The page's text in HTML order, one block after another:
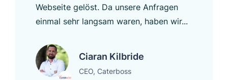
Webseite gelöst. Da unsere Anfragen
einmal sehr langsam waren, haben wir...
Ciaran Kilbride
CEO, Caterboss